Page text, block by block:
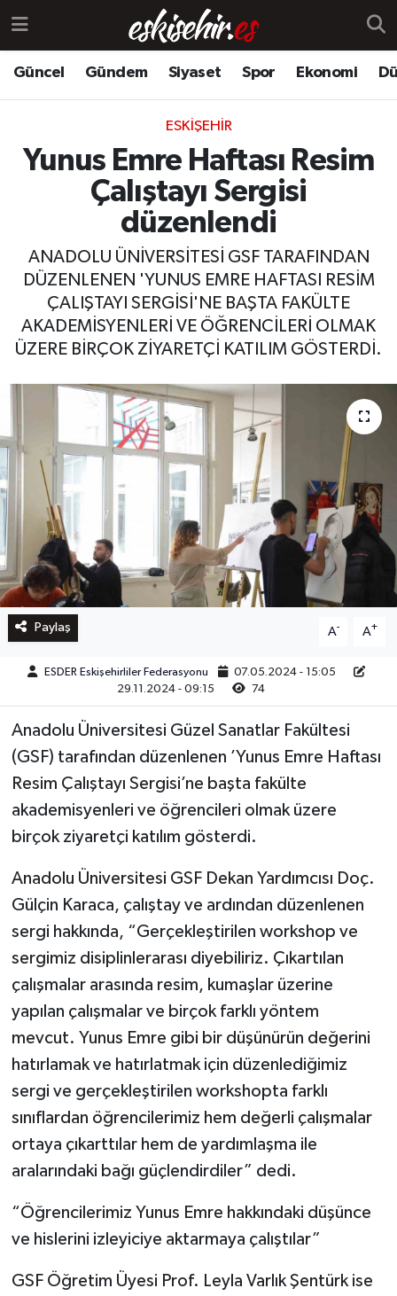
Güncel Gündem Siyaset Spor Ekonomi
ESKIŞEHIR
Yunus Emre Haftası Resim
Çalıştayı Sergisi
düzenlendi
ANADOLU ÜNİVERSİTESİ GSF TARAFINDAN
DÜZENLENEN 'YUNUS EMRE HAFTASI RESİM
ÇALIŞTAYI SERGİSİ'NE BAŞTA FAKÜLTE
AKADEMİSYENLERİ VE ÖĞRENCİLERİ OLMAK
ÜZERE BİRÇOK ZİYARETÇİ KATILIM GÖSTERDİ.
Paylaş A- A+
ESDER Eskişehirliler Federasyonu
07.05.2024 - 15:05
29.11.2024 - 09:15
74
Anadolu Üniversitesi Güzel Sanatlar Fakültesi
(GSF) tarafından düzenlenen ’Yunus Emre Haftası
Resim Çalıştayı Sergisi’ne başta fakülte
akademisyenleri ve öğrencileri olmak üzere
birçok ziyaretçi katılım gösterdi.
Anadolu Üniversitesi GSF Dekan Yardımcısı Doç.
Gülçin Karaca, çalıştay ve ardından düzenlenen
sergi hakkında, “Gerçekleştirilen workshop ve
sergimiz disiplinlerarası diyebiliriz. Çıkartılan
çalışmalar arasında resim, kumaşlar üzerine
yapılan çalışmalar ve birçok farklı yöntem
mevcut. Yunus Emre gibi bir düşünürün değerini
hatırlamak ve hatırlatmak için düzenlediğimiz
sergi ve gerçekleştirilen workshopta farklı
sınıflardan öğrencilerimiz hem değerli çalışmalar
ortaya çıkarttılar hem de yardımlaşma ile
aralarındaki bağı güçlendirdiler” dedi.
“Öğrencilerimiz Yunus Emre hakkındaki düşünce
ve hislerini izleyiciye aktarmaya çalıştılar”
GSF Öğretim Üyesi Prof. Leyla Varlık Şentürk ise